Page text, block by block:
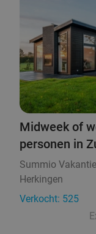
Midweek of
personen in
Summio
Herkingen
Verkocht: 525